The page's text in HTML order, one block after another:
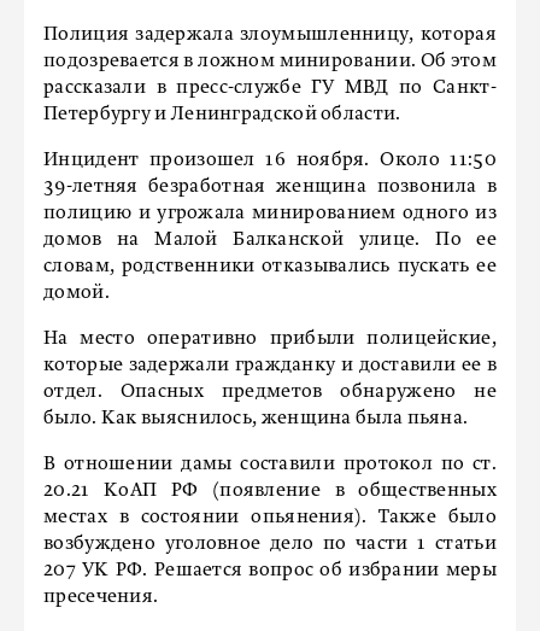
Полиция задержала злоумышленницу, которая
подозревается в ложном минировании. Об этом
рассказали в пресс-службе ГУ МВД по Санкт-
Петербургу и Ленинградской области.
Инцидент произошел 16 ноября. Около 11:50
39-летняя безработная женщина позвонила в
полицию и угрожала минированием одного из
домов на Малой Балканской улице. По ее
словам, родственники отказывались пускать ее
домой.
На место оперативно прибыли полицейские,
которые задержали гражданку и доставили ее в
отдел. Опасных предметов обнаружено не
было. Как выяснилось, женщина была пьяна.
В отношении дамы составили протокол по ст.
20.21 КоАП РФ (появление в общественных
местах в состоянии опьянения). Также было
возбуждено уголовное дело по части 1 статьи
207 УК РФ. Решается вопрос об избрании меры
пресечения.